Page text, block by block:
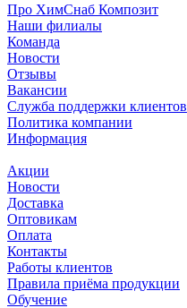
Про ХимСнаб Композит
Наши филиалы
Команда
Новости
Отзывы
Вакансии
Служба поддержки клиентов
Политика компании
Информация
Акции
Новости
Доставка
Оптовикам
Оплата
Контакты
Работы клиентов
Правила приёма продукции
Обучение